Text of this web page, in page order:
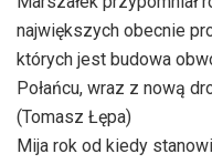
największych obecnie
których jest budowa
Połańcu, wraz z nową
(Tomasz Łępa)
Mija rok od kiedy